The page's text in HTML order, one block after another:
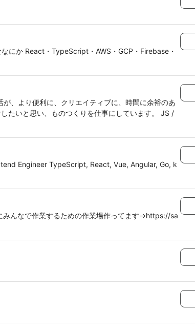
にか React・TypeScript・AWS・GCP・Firebase・
、より便利に、クリエイティブに、時間に余裕のあ
たいと思い、ものつくりを仕事にしています。 JS /
Engineer TypeScript, React, Vue, Angular, Go, k
みんなで作業するための作業場作ってます→https://sa